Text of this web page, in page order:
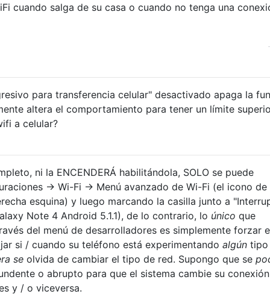
cuando salga de su casa o cuando no tenga una
para transferencia celular" desactivado apaga la
altera el comportamiento para tener un límite
a celular?
ni la ENCENDERÁ habilitándola, SOLO se puede
→ Wi-Fi → Menú avanzado de Wi-Fi (el icono de
esquina) y luego marcando la casilla junto a
Note 4 Android 5.1.1), de lo contrario, lo único que
del menú de desarrolladores es simplemente forzar
si / cuando su teléfono está experimentando algún tipo
se olvida de cambiar el tipo de red. Supongo que se
o abrupto para que el sistema cambie su
y / o viceversa.